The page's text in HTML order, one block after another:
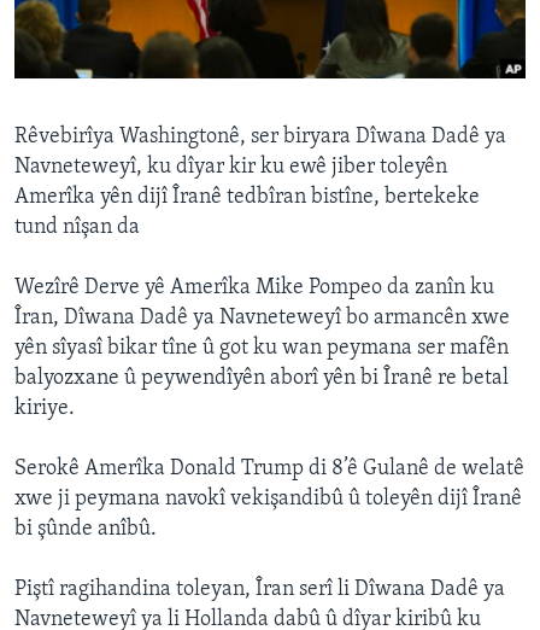
ÇAND Û HUNER
SERNIVÎS
Learning English
FOLLOW US
Zimanên Din
Rêvebirîya Washingtonê, ser biryara Dîwana Dadê ya
Navneteweyî, ku dîyar kir ku ewê jiber toleyên
Amerîka yên dijî Îranê tedbîran bistîne, bertekeke
tund nîşan da
Wezîrê Derve yê Amerîka Mike Pompeo da zanîn ku
Îran, Dîwana Dadê ya Navneteweyî bo armancên xwe
yên sîyasî bikar tîne û got ku wan peymana ser mafên
balyozxane û peywendîyên aborî yên bi Îranê re betal
kiriye.
Serokê Amerîka Donald Trump di 8’ê Gulanê de welatê
xwe ji peymana navokî vekişandibû û toleyên dijî Îranê
bi şûnde anîbû.
Piştî ragihandina toleyan, Îran serî li Dîwana Dadê ya
Navneteweyî ya li Hollanda dabû û dîyar kiribû ku